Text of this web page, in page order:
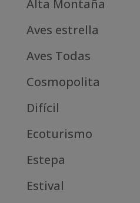
Alta Montaña
Aves estrella
Aves Todas
Cosmopolita
Difícil
Ecoturismo
Estepa
Estival